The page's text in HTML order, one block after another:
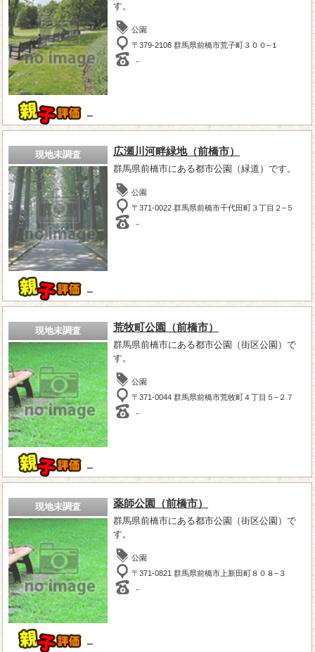
－
す。
公園
〒379-2106 群馬県前橋市荒子町３００−１
－
現地未調査
－
広瀬川河畔緑地（前橋市）
群馬県前橋市にある都市公園（緑道）です。
公園
〒371-0022 群馬県前橋市千代田町３丁目２−５
－
現地未調査
－
荒牧町公園（前橋市）
群馬県前橋市にある都市公園（街区公園）で
す。
公園
〒371-0044 群馬県前橋市荒牧町４丁目５−２７
－
現地未調査
－
薬師公園（前橋市）
群馬県前橋市にある都市公園（街区公園）で
す。
公園
〒371-0821 群馬県前橋市上新田町８０８−３
－